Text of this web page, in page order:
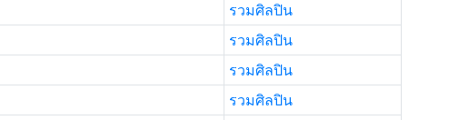
รวมศิลปิน
รวมศิลปิน
รวมศิลปิน
รวมศิลปิน